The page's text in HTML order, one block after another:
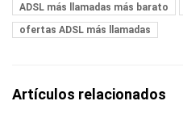
ADSL más llamadas más barato
ofertas ADSL más llamadas
Artículos relacionados